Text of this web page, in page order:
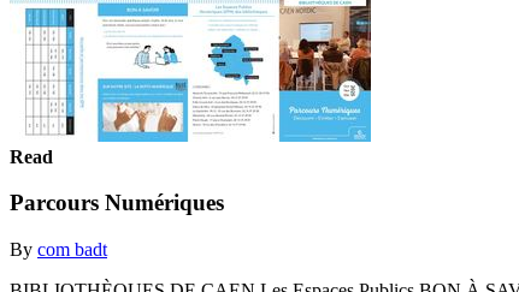
Read
Parcours Numériques
By com badt